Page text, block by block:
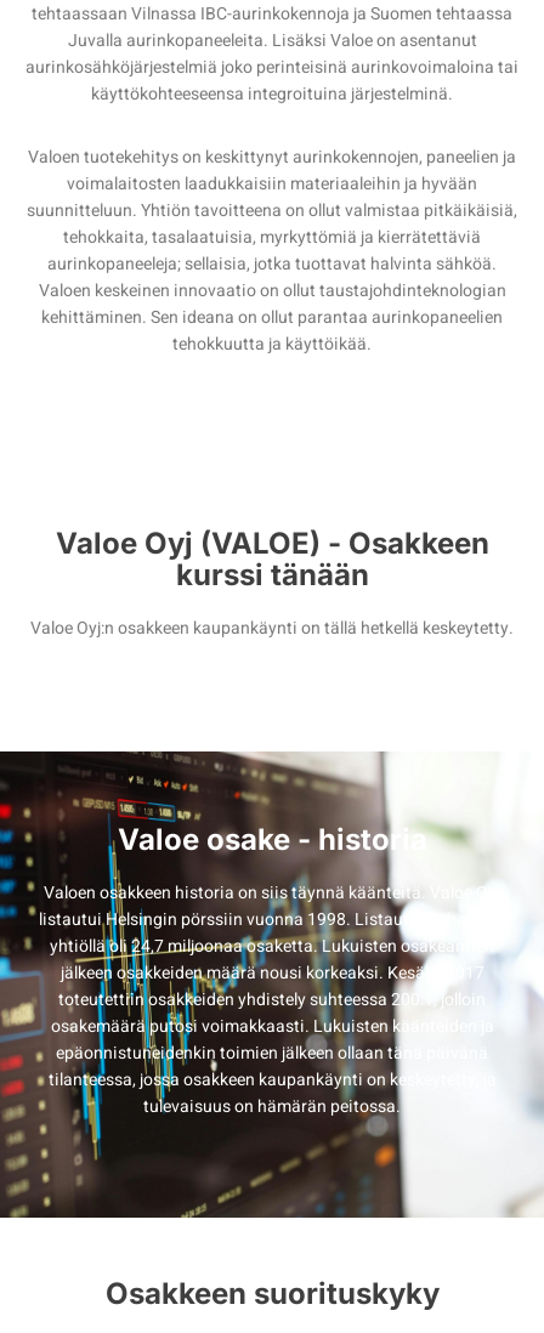
tehtaassaan Vilnassa IBC-aurinkokennoja ja Suomen tehtaassa
Juvalla aurinkopaneeleita. Lisäksi Valoe on asentanut
aurinkosähköjärjestelmiä joko perinteisinä aurinkovoimaloina tai
käyttökohteeseensa integroituina järjestelminä.
Valoen tuotekehitys on keskittynyt aurinkokennojen, paneelien ja
voimalaitosten laadukkaisiin materiaaleihin ja hyvään
suunnitteluun. Yhtiön tavoitteena on ollut valmistaa pitkäikäisiä,
tehokkaita, tasalaatuisia, myrkyttömiä ja kierrätettäviä
aurinkopaneeleja; sellaisia, jotka tuottavat halvinta sähköä.
Valoen keskeinen innovaatio on ollut taustajohdinteknologian
kehittäminen. Sen ideana on ollut parantaa aurinkopaneelien
tehokkuutta ja käyttöikää.
Valoe Oyj (VALOE) - Osakkeen
kurssi tänään
Valoe Oyj:n osakkeen kaupankäynti on tällä hetkellä keskeytetty.
Valoe osake - historia
Valoen osakkeen historia on siis täynnä käänteitä. Valoe Oyj
listautui Helsingin pörssiin vuonna 1998. Listautumishetkellä
yhtiöllä oli 24,7 miljoonaa osaketta. Lukuisten osakeantien
jälkeen osakkeiden määrä nousi korkeaksi. Kesällä 2017
toteutettiin osakkeiden yhdistely suhteessa 200:1, jolloin
osakemäärä putosi voimakkaasti. Lukuisten käänteiden ja
epäonnistuneidenkin toimien jälkeen ollaan tänä päivänä
tilanteessa, jossa osakkeen kaupankäynti on keskeytetty, ja
tulevaisuus on hämärän peitossa.
Osakkeen suorituskyky